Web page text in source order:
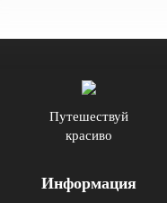
Путешествуй
красиво
Информация